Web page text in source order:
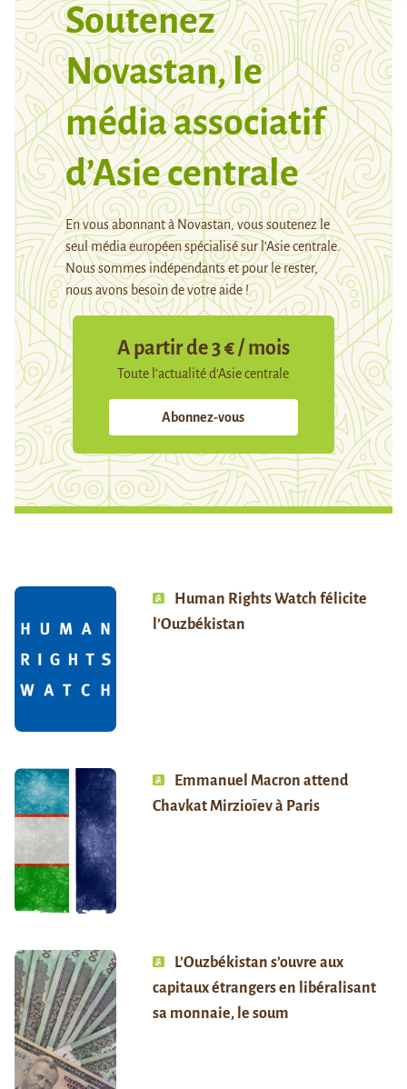
Soutenez
Novastan, le
média associatif
d’Asie centrale
En vous abonnant à Novastan, vous soutenez le
seul média européen spécialisé sur l’Asie centrale.
Nous sommes indépendants et pour le rester,
nous avons besoin de votre aide !
A partir de 3 € / mois
Toute l’actualité d’Asie centrale
Abonnez-vous
Human Rights Watch félicite
l’Ouzbékistan
Emmanuel Macron attend
Chavkat Mirzioïev à Paris
L’Ouzbékistan s’ouvre aux
capitaux étrangers en libéralisant
sa monnaie, le soum